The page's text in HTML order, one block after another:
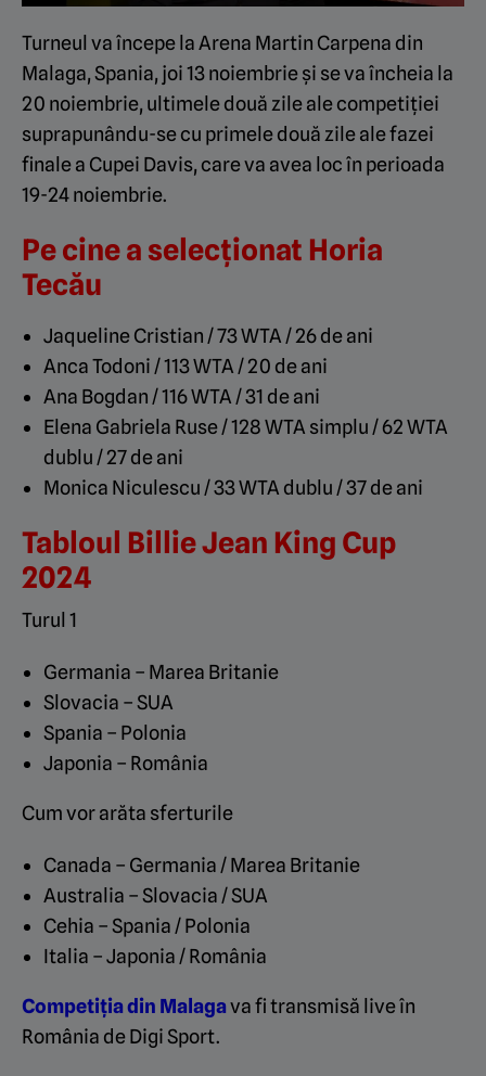
Turneul va începe la Arena Martin Carpena din
Malaga, Spania, joi 13 noiembrie şi se va încheia la
20 noiembrie, ultimele două zile ale competiţiei
suprapunându-se cu primele două zile ale fazei
finale a Cupei Davis, care va avea loc în perioada
19-24 noiembrie.
Pe cine a selecționat Horia
Tecău
Jaqueline Cristian / 73 WTA / 26 de ani
Anca Todoni / 113 WTA / 20 de ani
Ana Bogdan / 116 WTA / 31 de ani
Elena Gabriela Ruse / 128 WTA simplu / 62 WTA
dublu / 27 de ani
Monica Niculescu / 33 WTA dublu / 37 de ani
Tabloul Billie Jean King Cup
2024
Turul 1
Germania – Marea Britanie
Slovacia – SUA
Spania – Polonia
Japonia – România
Cum vor arăta sferturile
Canada – Germania / Marea Britanie
Australia – Slovacia / SUA
Cehia – Spania / Polonia
Italia – Japonia / România
Competiția din Malagava fi transmisă live în
România de Digi Sport.